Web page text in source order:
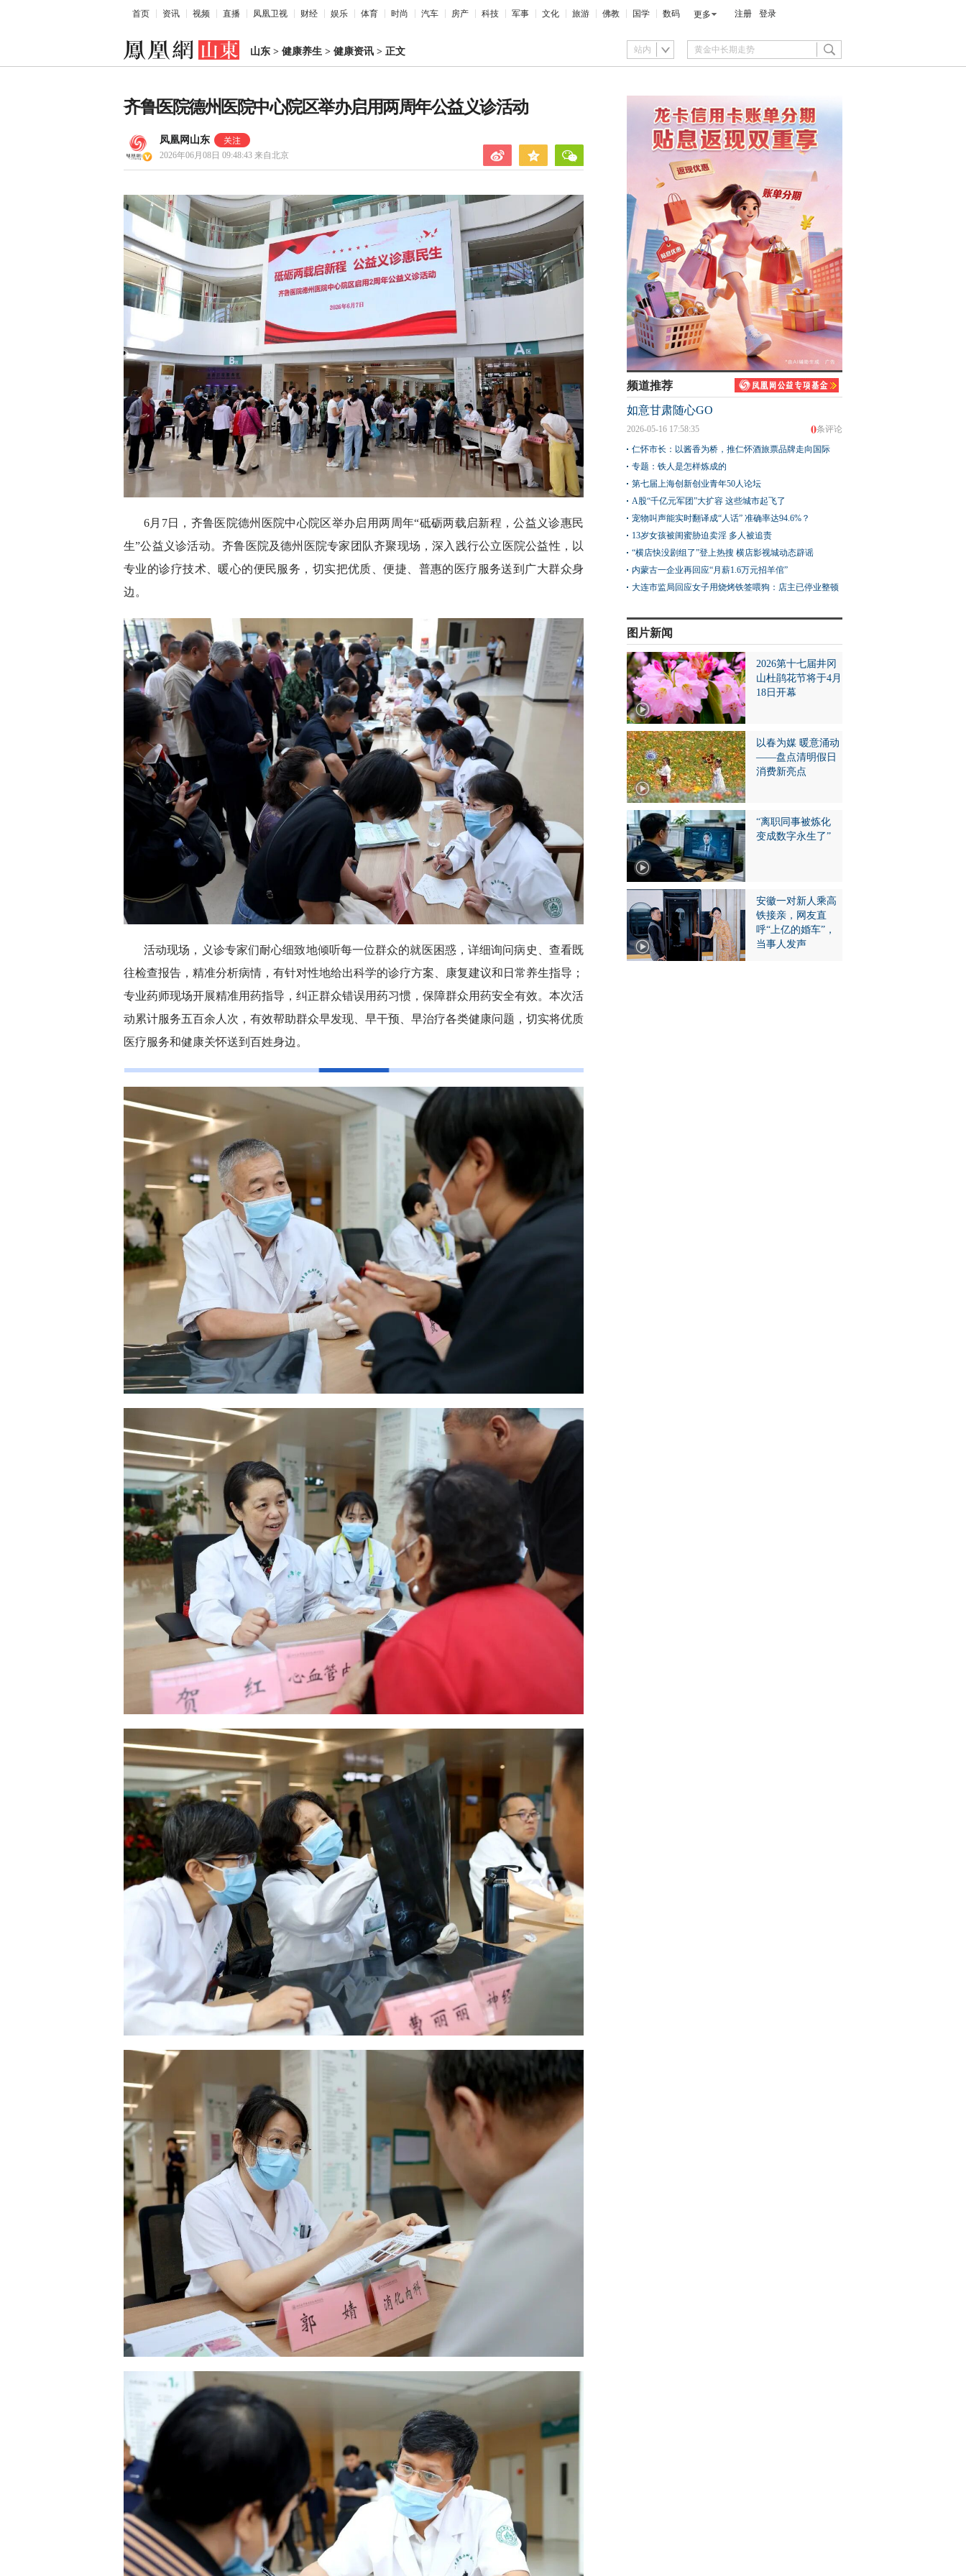
首页 资讯 视频 直播 凤凰卫视 财经 娱乐 体育 时尚 汽车 房产 科技 军事 文化 旅游 佛教 国学 数码 更多 注册 登录
山东 > 健康养生 > 健康资讯 > 正文 站内
齐鲁医院德州医院中心院区举办启用两周年公益义诊活动
凤凰网山东
2026年06月08日 09:48:43 来自北京
6月7日，齐鲁医院德州医院中心院区举办启用两周年“砥砺两载启新程，公益义诊惠民
生”公益义诊活动。齐鲁医院及德州医院专家团队齐聚现场，深入践行公立医院公益性，以
专业的诊疗技术、暖心的便民服务，切实把优质、便捷、普惠的医疗服务送到广大群众身
边。
活动现场，义诊专家们耐心细致地倾听每一位群众的就医困惑，详细询问病史、查看既
往检查报告，精准分析病情，有针对性地给出科学的诊疗方案、康复建议和日常养生指导；
专业药师现场开展精准用药指导，纠正群众错误用药习惯，保障群众用药安全有效。本次活
动累计服务五百余人次，有效帮助群众早发现、早干预、早治疗各类健康问题，切实将优质
医疗服务和健康关怀送到百姓身边。
频道推荐
如意甘肃随心GO
0条评论
2026-05-16 17:58:35
仁怀市长：以酱香为桥，推仁怀酒旅票品牌走向国际
专题：铁人是怎样炼成的
第七届上海创新创业青年50人论坛
A股“千亿元军团”大扩容 这些城市起飞了
宠物叫声能实时翻译成“人话” 准确率达94.6%？
13岁女孩被闺蜜胁迫卖淫 多人被追责
“横店快没剧组了”登上热搜 横店影视城动态辟谣
内蒙古一企业再回应“月薪1.6万元招羊倌”
大连市监局回应女子用烧烤铁签喂狗：店主已停业整顿
图片新闻
2026第十七届井冈
山杜鹃花节将于4月
18日开幕
以春为媒 暖意涌动
——盘点清明假日
消费新亮点
“离职同事被炼化
变成数字永生了”
安徽一对新人乘高
铁接亲，网友直
呼“上亿的婚车”，
当事人发声